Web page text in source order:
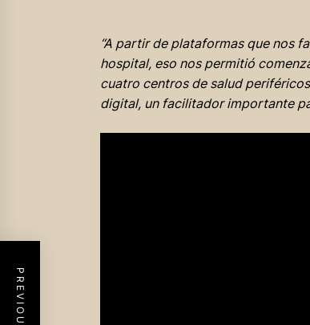
“A partir de plataformas que nos
hospital, eso nos permitió
cuatro centros de salud
digital, un facilitador importante